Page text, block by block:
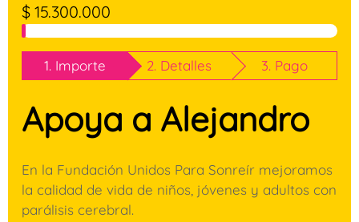
$ 15.300.000
1. Importe 2. Detalles 3. Pago
Apoya a Alejandro
En la Fundación Unidos Para Sonreír mejoramos
la calidad de vida de niños, jóvenes y adultos con
parálisis cerebral.